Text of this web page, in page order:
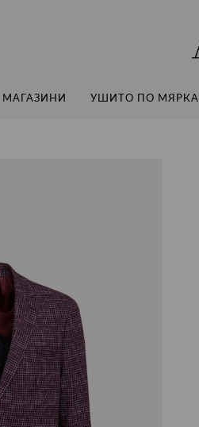
МАГАЗИНИ УШИТО ПО МЯРКА